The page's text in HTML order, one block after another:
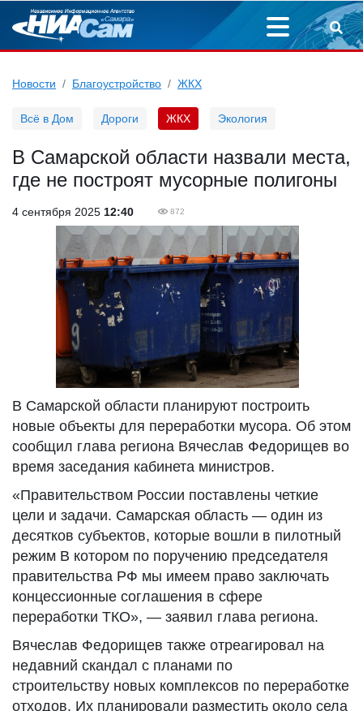
Новости Благоустройство ЖКХ
Всё в Дом Дороги ЖКХ Экология
В Самарской области назвали места,
где не построят мусорные полигоны
4 сентября 2025 12:40 872
В Самарской области планируют построить
новые объекты для переработки мусора. Об этом
сообщил глава региона Вячеслав Федорищев во
время заседания кабинета министров.
«Правительством России поставлены четкие
цели и задачи. Самарская область — один из
десятков субъектов, которые вошли в пилотный
режим В котором по поручению председателя
правительства РФ мы имеем право заключать
концессионные соглашения в сфере
переработки ТКО», — заявил глава региона.
Вячеслав Федорищев также отреагировал на
недавний скандал с планами по
строительству новых комплексов по переработке
отходов. Их планировали разместить около села